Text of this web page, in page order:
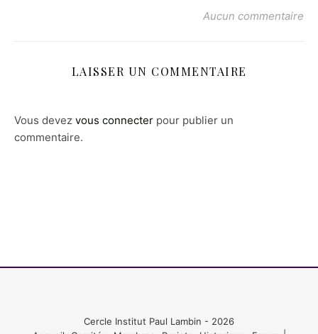
Aucun commentaire
LAISSER UN COMMENTAIRE
Vous devez vous connecter pour publier un
commentaire.
Cercle Institut Paul Lambin - 2026